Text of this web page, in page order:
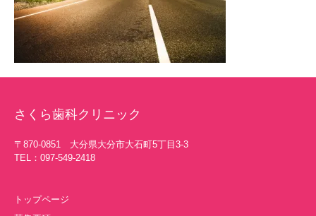
さくら歯科クリニック
〒870-0851 大分県大分市大石町5丁目3-3
TEL：097-549-2418
トップページ